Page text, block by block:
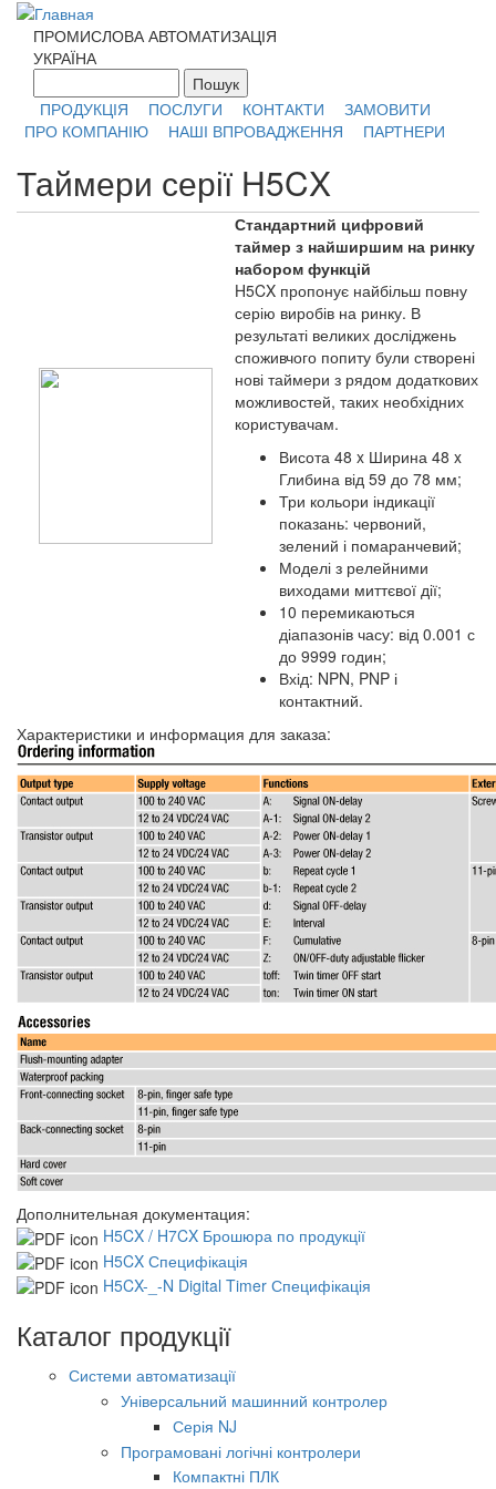
Перейти к основному содержанию
ПРОМИСЛОВА АВТОМАТИЗАЦІЯ
УКРАЇНА
Форма поиска
ПРОДУКЦІЯ
ПОСЛУГИ КОНТАКТИ
ЗАМОВИТИ
ПРО КОМПАНІЮ
НАШІ ВПРОВАДЖЕННЯ ПАРТНЕРИ
Таймери серії H5CX
Стандартний цифровий
таймер з найширшим на ринку
набором функцій
H5CX пропонує найбільш повну
серію виробів на ринку. В
результаті великих досліджень
споживчого попиту були створені
нові таймери з рядом додаткових
можливостей, таких необхідних
користувачам.
Висота 48 x Ширина 48 x
Глибина від 59 до 78 мм;
Три кольори індикації
показань: червоний,
зелений і помаранчевий;
Моделі з релейними
виходами миттєвої дії;
10 перемикаються
діапазонів часу: від 0.001 с
до 9999 годин;
Вхід: NPN, PNP і
контактний.
Характеристики и информация для заказа:
Дополнительная документация:
H5CX / H7CX Брошюра по продукції
H5CX Специфікація
H5CX-_-N Digital Timer Специфікація
Каталог продукції
Системи автоматизації
Універсальний машинний контролер
Серія NJ
Програмовані логічні контролери
Компактні ПЛК